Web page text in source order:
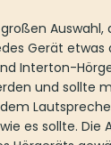
Auswahl,
Gerät etwas
Interton-
und sollte
es sollte. Die